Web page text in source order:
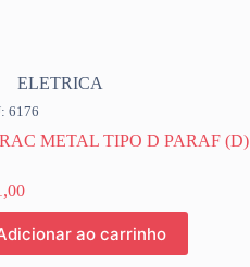
ELETRICA
6176
METAL TIPO D PARAF (D)
ao carrinho